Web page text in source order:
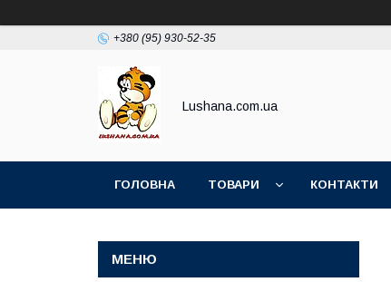
+380 (95) 930-52-35
Lushana.com.ua
ГОЛОВНА ТОВАРИ КОНТАКТИ